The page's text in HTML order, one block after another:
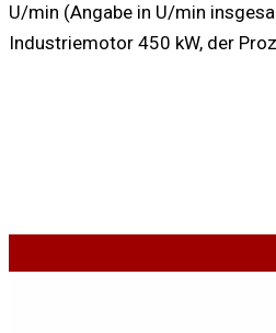
U/min (Angabe in U/min
Industriemotor 450 kW, der